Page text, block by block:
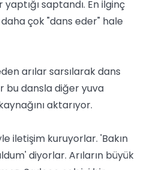
saptandı. En ilginç
çok "dans eder" hale
arılar sarsılarak dans
bu dansla diğer yuva
aktarıyor.
iletişim kuruyorlar. 'Bakın
diyorlar. Arıların büyük